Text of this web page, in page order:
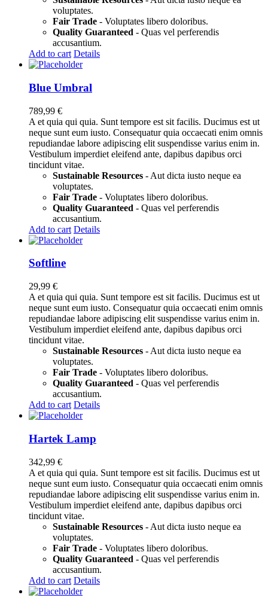
voluptates.
Fair Trade - Voluptates libero doloribus.
Quality Guaranteed - Quas vel perferendis
accusantium.
Add to cart Details
Blue Umbral
789,99 €
A et quia qui quia. Sunt tempore est sit facilis. Ducimus est ut
neque sunt eum iusto. Consequatur quia occaecati enim omnis
repudiandae labore adipiscing elit suspendisse varius enim in.
Vestibulum imperdiet eleifend ante, dapibus dapibus orci
tincidunt vitae.
Sustainable Resources - Aut dicta iusto neque ea
voluptates.
Fair Trade - Voluptates libero doloribus.
Quality Guaranteed - Quas vel perferendis
accusantium.
Add to cart Details
Softline
29,99 €
A et quia qui quia. Sunt tempore est sit facilis. Ducimus est ut
neque sunt eum iusto. Consequatur quia occaecati enim omnis
repudiandae labore adipiscing elit suspendisse varius enim in.
Vestibulum imperdiet eleifend ante, dapibus dapibus orci
tincidunt vitae.
Sustainable Resources - Aut dicta iusto neque ea
voluptates.
Fair Trade - Voluptates libero doloribus.
Quality Guaranteed - Quas vel perferendis
accusantium.
Add to cart Details
Hartek Lamp
342,99 €
A et quia qui quia. Sunt tempore est sit facilis. Ducimus est ut
neque sunt eum iusto. Consequatur quia occaecati enim omnis
repudiandae labore adipiscing elit suspendisse varius enim in.
Vestibulum imperdiet eleifend ante, dapibus dapibus orci
tincidunt vitae.
Sustainable Resources - Aut dicta iusto neque ea
voluptates.
Fair Trade - Voluptates libero doloribus.
Quality Guaranteed - Quas vel perferendis
accusantium.
Add to cart Details